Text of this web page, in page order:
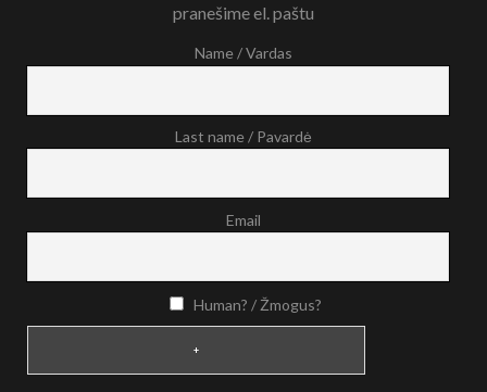
pranešime el. paštu
Name / Vardas
Last name / Pavardė
Email
Human? / Žmogus?